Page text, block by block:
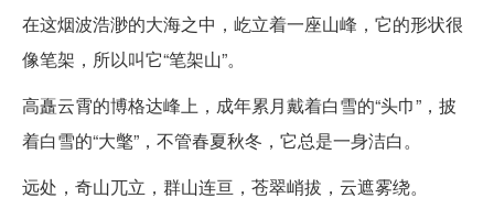
在这烟波浩渺的大海之中，屹立着一座山峰，它的形状很
像笔架，所以叫它“笔架山”。
高矗云霄的博格达峰上，成年累月戴着白雪的“头巾”，披
着白雪的“大氅”，不管春夏秋冬，它总是一身洁白。
远处，奇山兀立，群山连亘，苍翠峭拔，云遮雾绕。